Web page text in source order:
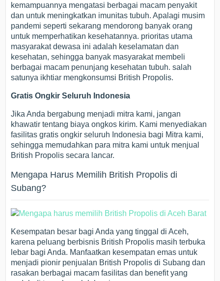
kemampuannya mengatasi berbagai macam penyakit
dan untuk meningkatkan imunitas tubuh. Apalagi musim
pandemi seperti sekarang mendorong banyak orang
untuk memperhatikan kesehatannya. prioritas utama
masyarakat dewasa ini adalah keselamatan dan
kesehatan, sehingga banyak masyarakat membeli
berbagai macam penunjang kesehatan tubuh. salah
satunya ikhtiar mengkonsumsi British Propolis.
Gratis Ongkir Seluruh Indonesia
Jika Anda bergabung menjadi mitra kami, jangan
khawatir tentang biaya ongkos kirim. Kami menyediakan
fasilitas gratis ongkir seluruh Indonesia bagi Mitra kami,
sehingga memudahkan para mitra kami untuk menjual
British Propolis secara lancar.
Mengapa Harus Memilih British Propolis di
Subang?
Kesempatan besar bagi Anda yang tinggal di Aceh,
karena peluang berbisnis British Propolis masih terbuka
lebar bagi Anda. Manfaatkan kesempatan emas untuk
menjadi pionir penjualan British Propolis di Subang dan
rasakan berbagai macam fasilitas dan benefit yang